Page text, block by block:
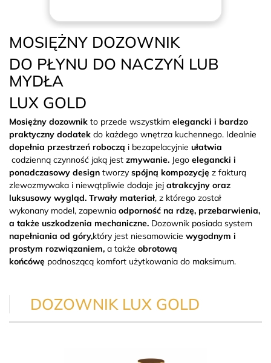
MOSIĘŻNY DOZOWNIK
DO PŁYNU DO NACZYŃ LUB
MYDŁA
LUX GOLD
Mosiężny dozownik to przede wszystkim elegancki i bardzo
praktyczny dodatek do każdego wnętrza kuchennego. Idealnie
dopełnia przestrzeń roboczą i bezapelacyjnie ułatwia
codzienną czynność jaką jest zmywanie. Jego elegancki i
ponadczasowy design tworzy spójną kompozycję z fakturą
zlewozmywaka i niewątpliwie dodaje jej atrakcyjny oraz
luksusowy wygląd. Trwały materiał, z którego został
wykonany model, zapewnia odporność na rdzę, przebarwienia,
a także uszkodzenia mechaniczne. Dozownik posiada system
napełniania od góry,który jest niesamowicie wygodnym i
prostym rozwiązaniem, a także obrotową
końcówę podnoszącą komfort użytkowania do maksimum.
DOZOWNIK LUX GOLD